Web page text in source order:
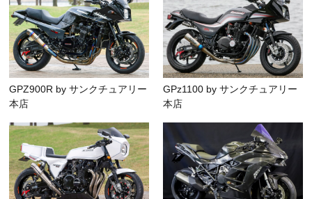
GPZ900R by サンクチュアリー
本店
GPz1100 by サンクチュアリー
本店